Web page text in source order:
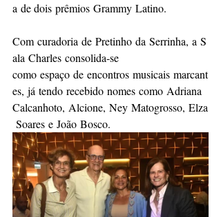
a de dois prêmios Grammy Latino.
Com curadoria de Pretinho da Serrinha, a S
ala Charles consolida-se
como espaço de encontros musicais marcant
es, já tendo recebido nomes como Adriana
Calcanhoto, Alcione, Ney Matogrosso, Elza
Soares e João Bosco.